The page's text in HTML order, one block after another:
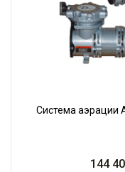
Система аэрации
144